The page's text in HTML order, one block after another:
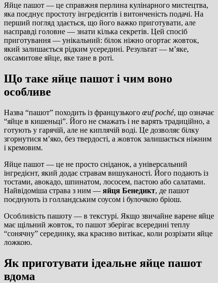
Яйце пашот — це справжня перлина кулінарного мистецтва,
яка поєднує простоту інгредієнтів і витонченість подачі. На
перший погляд здається, що його важко приготувати, але
насправді головне — знати кілька секретів. Цей спосіб
приготування — унікальний: білок ніжно огортає жовток,
який залишається рідким усередині. Результат — м’яке,
оксамитове яйце, яке тане в роті.
Що таке яйце пашот і чим воно
особливе
Назва “пашот” походить із французького œuf poché, що означає
“яйце в кишеньці”. Його не смажать і не варять традиційно, а
готують у гарячій, але не киплячій воді. Це дозволяє білку
згорнутися м’яко, без твердості, а жовток залишається ніжним
і кремовим.
Яйце пашот — це не просто сніданок, а універсальний
інгредієнт, який додає стравам вишуканості. Його подають із
тостами, авокадо, шпинатом, лососем, пастою або салатами.
Найвідоміша страва з ним — яйця Бенедикт, де пашот
поєднують із голландським соусом і булочкою бріош.
Особливість пашоту — в текстурі. Якщо звичайне варене яйце
має щільний жовток, то пашот зберігає всередині теплу
“сонячну” серединку, яка красиво витікає, коли розрізати яйце
ложкою.
Як приготувати ідеальне яйце пашот
вдома